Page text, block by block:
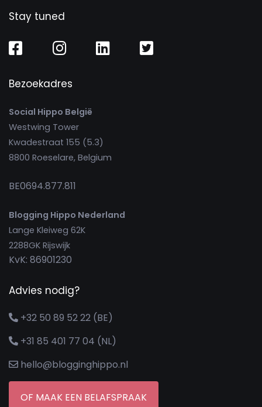
Stay tuned
Bezoekadres
Social Hippo België
Westwing Tower
Kwadestraat 155 (5.3)
8800 Roeselare, Belgium
BE0694.877.811
Blogging Hippo Nederland
Lange Kleiweg 62K
2288GK Rijswijk
KvK: 86901230
Advies nodig?
+32 50 89 52 22 (BE)
+31 85 401 77 04 (NL)
hello@blogginghippo.nl
OF MAAK EEN BELAFSPRAAK